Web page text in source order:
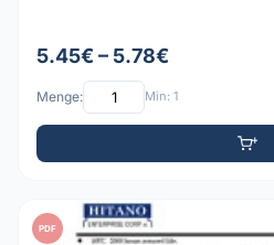
5.45€ – 5.78€
Menge: Min: 1
PDF